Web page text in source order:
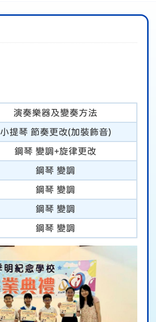
演奏樂器及變奏方法
小提琴 節奏更改(加裝飾音)
鋼琴 變調+旋律更改
鋼琴 變調
鋼琴 變調
鋼琴 變調
鋼琴 變調